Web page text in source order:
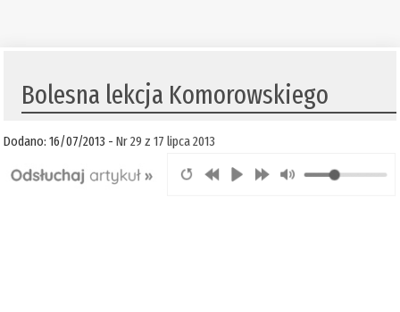
Bolesna lekcja Komorowskiego
Dodano: 16/07/2013 -Nr 29 z 17 lipca 2013